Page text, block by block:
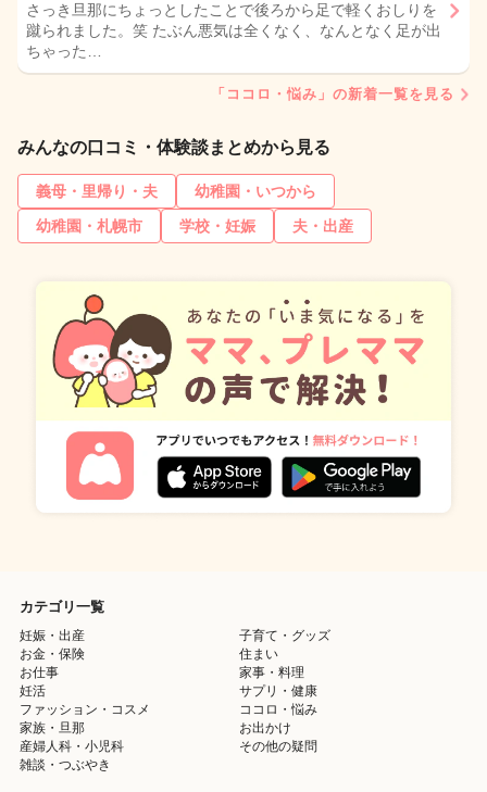
さっき旦那にちょっとしたことで後ろから足で軽くおしりを
蹴られました。笑 たぶん悪気は全くなく、なんとなく足が出
ちゃった…
「ココロ・悩み」の新着一覧を見る
みんなの口コミ・体験談まとめから見る
義母・里帰り・夫
幼稚園・いつから
幼稚園・札幌市
学校・妊娠 夫・出産
カテゴリ一覧
妊娠・出産
子育て・グッズ
お金・保険
住まい
お仕事
家事・料理
妊活
サプリ・健康
ファッション・コスメ
ココロ・悩み
家族・旦那
お出かけ
産婦人科・小児科
その他の疑問
雑談・つぶやき